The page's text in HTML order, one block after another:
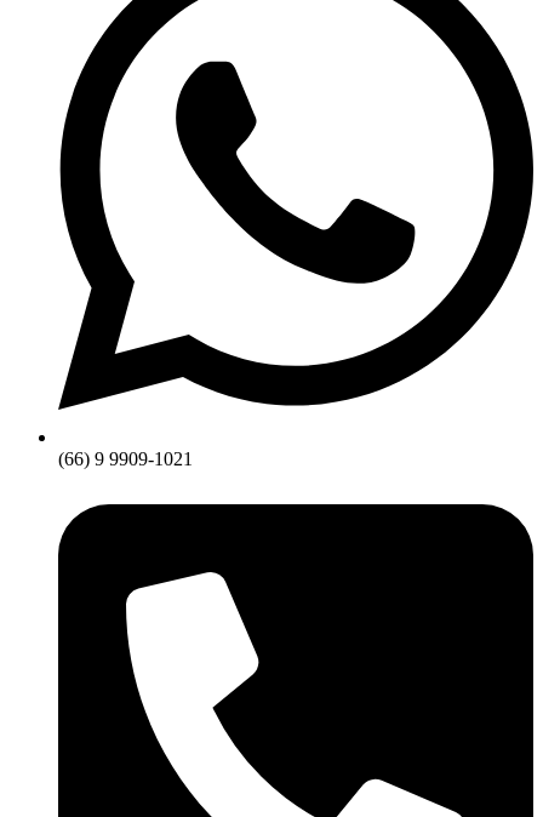
(66) 9 9909-1021